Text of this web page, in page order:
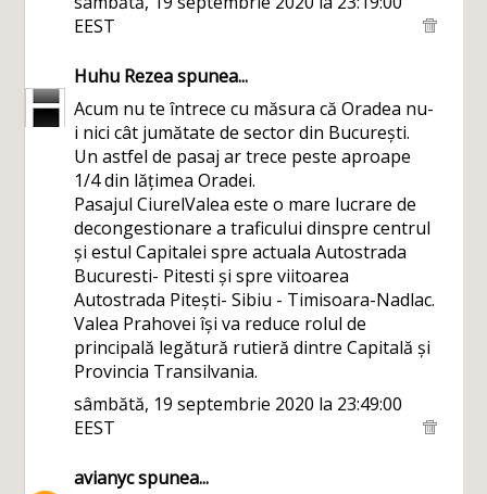
EEST
Huhu Rezeaspunea...
Acum nu te întrece cu măsura că Oradea nu-
i nici cât jumătate de sector din București.
Un astfel de pasaj ar trece peste aproape
1/4 din lățimea Oradei.
Pasajul CiurelValea este o mare lucrare de
decongestionare a traficului dinspre centrul
și estul Capitalei spre actuala Autostrada
Bucuresti- Pitesti și spre viitoarea
Autostrada Pitești- Sibiu - Timisoara-Nadlac.
Valea Prahovei își va reduce rolul de
principală legătură rutieră dintre Capitală și
Provincia Transilvania.
sâmbătă, 19 septembrie 2020 la 23:49:00
EEST
avianycspunea...